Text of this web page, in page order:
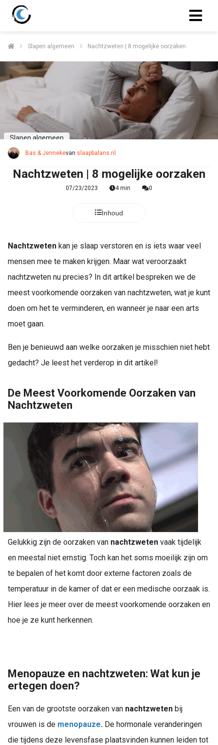
Slapen algemeen Nachtzweten | 8 mogelijke oorzaken
Slapen algemeen
Bas & Jennekevan slaapbalans.nl
Nachtzweten | 8 mogelijke oorzaken
07/23/2023 4 min 0
Inhoud
Nachtzweten kan je slaap verstoren en is iets waar veel
mensen mee te maken krijgen. Maar wat veroorzaakt
nachtzweten nu precies? In dit artikel bespreken we de
meest voorkomende oorzaken van nachtzweten, wat je kunt
doen om het te verminderen, en wanneer je naar een arts
moet gaan.
Ben je benieuwd aan welke oorzaken je misschien niet hebt
gedacht? Je leest het verderop in dit artikel!
De Meest Voorkomende Oorzaken van
Nachtzweten
Gelukkig zijn de oorzaken van nachtzweten vaak tijdelijk
en meestal niet ernstig. Toch kan het soms moeilijk zijn om
te bepalen of het komt door externe factoren zoals de
temperatuur in de kamer of dat er een medische oorzaak is.
Hier lees je meer over de meest voorkomende oorzaken en
hoe je ze kunt herkennen.
Menopauze en nachtzweten: Wat kun je
ertegen doen?
Een van de grootste oorzaken van nachtzweten bij
vrouwen is de menopauze. De hormonale veranderingen
die tijdens deze levensfase plaatsvinden kunnen leiden tot